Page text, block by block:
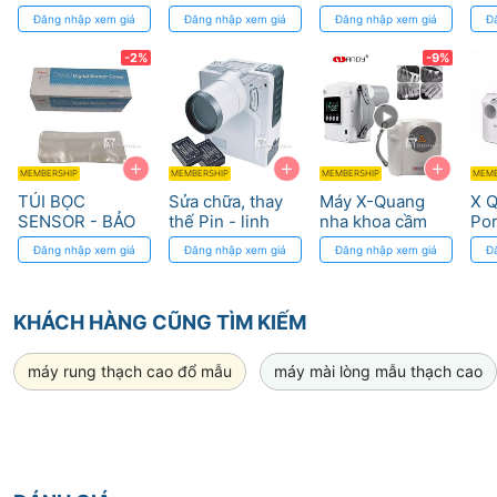
Tốc độ scan nhanh hơn
Khoa - Độ Phân
Giải Cao
Đăng nhập xem giá
+
-2%
MEMBERSHIP
TÚI BỌC
SENSOR - BẢO
VỆ SENSOR, VỆ
SINH VÀ TRÁNH
Đăng nhập xem giá
nhiễm chéo
Đăng nhập xem giá
+
MEMBERSHIP
Sửa chữa, thay
thế Pin - linh
kiện máy X
quang cầm tay
Đăng nhập xem giá
Đăng nhập xem giá
+
-9%
MEMBERSHIP
Máy X-Quang
nha khoa cầm
tay Handy Handy
Medical
Đăng nhập xem giá
X
KHÁCH HÀNG CŨNG TÌM KIẾM
máy rung thạch cao đổ mẫu máy mài lòng mẫu thạch cao